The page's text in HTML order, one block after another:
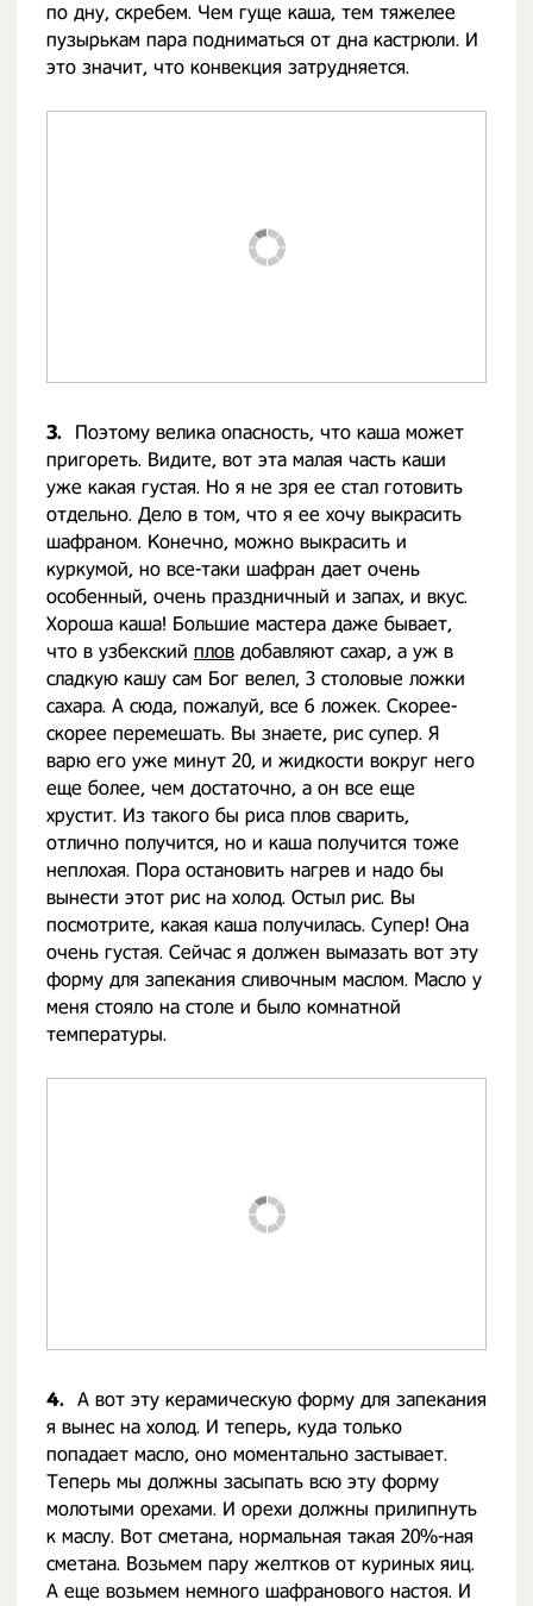
по дну, скребем. Чем гуще каша, тем тяжелее
пузырькам пара подниматься от дна кастрюли. И
это значит, что конвекция затрудняется.
3.
Поэтому велика опасность, что каша может
пригореть. Видите, вот эта малая часть каши
уже какая густая. Но я не зря ее стал готовить
отдельно. Дело в том, что я ее хочу выкрасить
шафраном. Конечно, можно выкрасить и
куркумой, но все-таки шафран дает очень
особенный, очень праздничный и запах, и вкус.
Хороша каша! Большие мастера даже бывает,
что в узбекский плов добавляют сахар, а уж в
сладкую кашу сам Бог велел, 3 столовые ложки
сахара. А сюда, пожалуй, все 6 ложек. Скорее-
скорее перемешать. Вы знаете, рис супер. Я
варю его уже минут 20, и жидкости вокруг него
еще более, чем достаточно, а он все еще
хрустит. Из такого бы риса плов сварить,
отлично получится, но и каша получится тоже
неплохая. Пора остановить нагрев и надо бы
вынести этот рис на холод. Остыл рис. Вы
посмотрите, какая каша получилась. Супер! Она
очень густая. Сейчас я должен вымазать вот эту
форму для запекания сливочным маслом. Масло у
меня стояло на столе и было комнатной
температуры.
4. А вот эту керамическую форму для запекания
я вынес на холод. И теперь, куда только
попадает масло, оно моментально застывает.
Теперь мы должны засыпать всю эту форму
молотыми орехами. И орехи должны прилипнуть
к маслу. Вот сметана, нормальная такая 20%-ная
сметана. Возьмем пару желтков от куриных яиц.
А еще возьмем немного шафранового настоя. И